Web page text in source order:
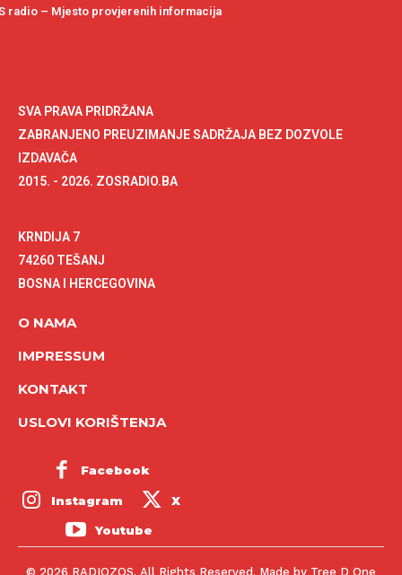
radio – Mjesto provjerenih informacija
SVA PRAVA PRIDRŽANA
ZABRANJENO PREUZIMANJE SADRŽAJA BEZ DOZVOLE
IZDAVAČA
2015. - 2026. ZOSRADIO.BA
KRNDIJA 7
74260 TEŠANJ
BOSNA I HERCEGOVINA
O NAMA
IMPRESSUM
KONTAKT
USLOVI KORIŠTENJA
Facebook
Instagram X
Youtube
© 2026 RADIOZOS. All Rights Reserved. Made by Tree D One